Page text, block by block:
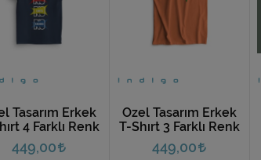
Tasarım Erkek
4 Farklı Renk
449,00
Özel Tasarım Erkek
T-Shırt 3 Farklı Renk
449,00